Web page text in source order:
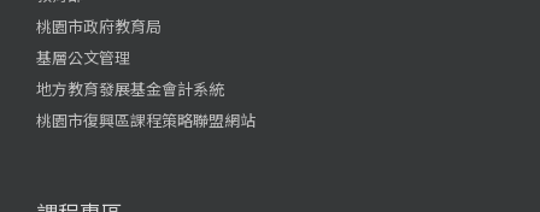
桃園市政府教育局
基層公文管理
地方教育發展基金會計系統
桃園市復興區課程策略聯盟網站